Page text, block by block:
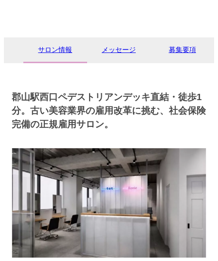
サロン情報 メッセージ 募集要項
郡山駅西口ペデストリアンデッキ直結・徒歩1
分。古い美容業界の雇用改革に挑む、社会保険
完備の正規雇用サロン。